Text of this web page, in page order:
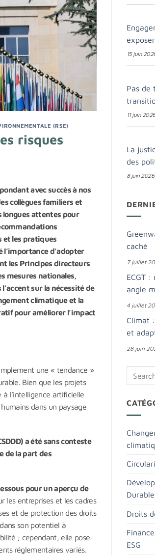
(RSE)
risques
avec succès à nos
collègues familiers et
longues attentes pour
et les pratiques
l’importance d’adopter
les Principes directeurs
mesures nationales,
sur la nécessité de
climatique et la
pour améliorer l’impact
une « tendance »
Bien que les projets
l’intelligence artificielle
dans un paysage
a été sans conteste
de la part des
pour un aperçu de
les entreprises et les cadres
et de protection des droits
son potentiel à
; cependant, elle pose
réglementaires variés.
exposer
15 juin
Pas de
11 juin 2026
La
des
8 juin 2026
caché
7 juillet
ECGT :
angle
4 juillet
Climat
et
28 juin
Durable
Droits
ESG